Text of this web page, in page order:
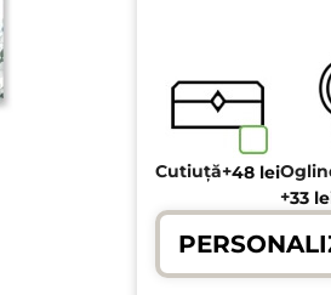
Cutiuță+48 lei
+33